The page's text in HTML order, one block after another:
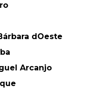
dOeste
Arcanjo